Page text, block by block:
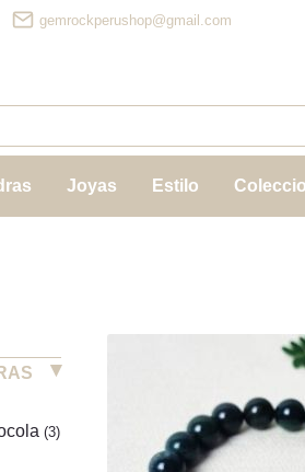
gemrockperushop@gmail.com
Joyas Estilo
(3)